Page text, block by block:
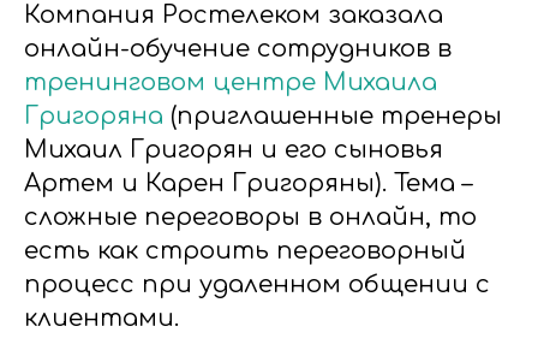
Компания Ростелеком заказала
онлайн-обучение сотрудников в
тренинговом центре Михаила
Григоряна (приглашенные тренеры
Михаил Григорян и его сыновья
Артем и Карен Григоряны). Тема –
сложные переговоры в онлайн, то
есть как строить переговорный
процесс при удаленном общении с
клиентами.